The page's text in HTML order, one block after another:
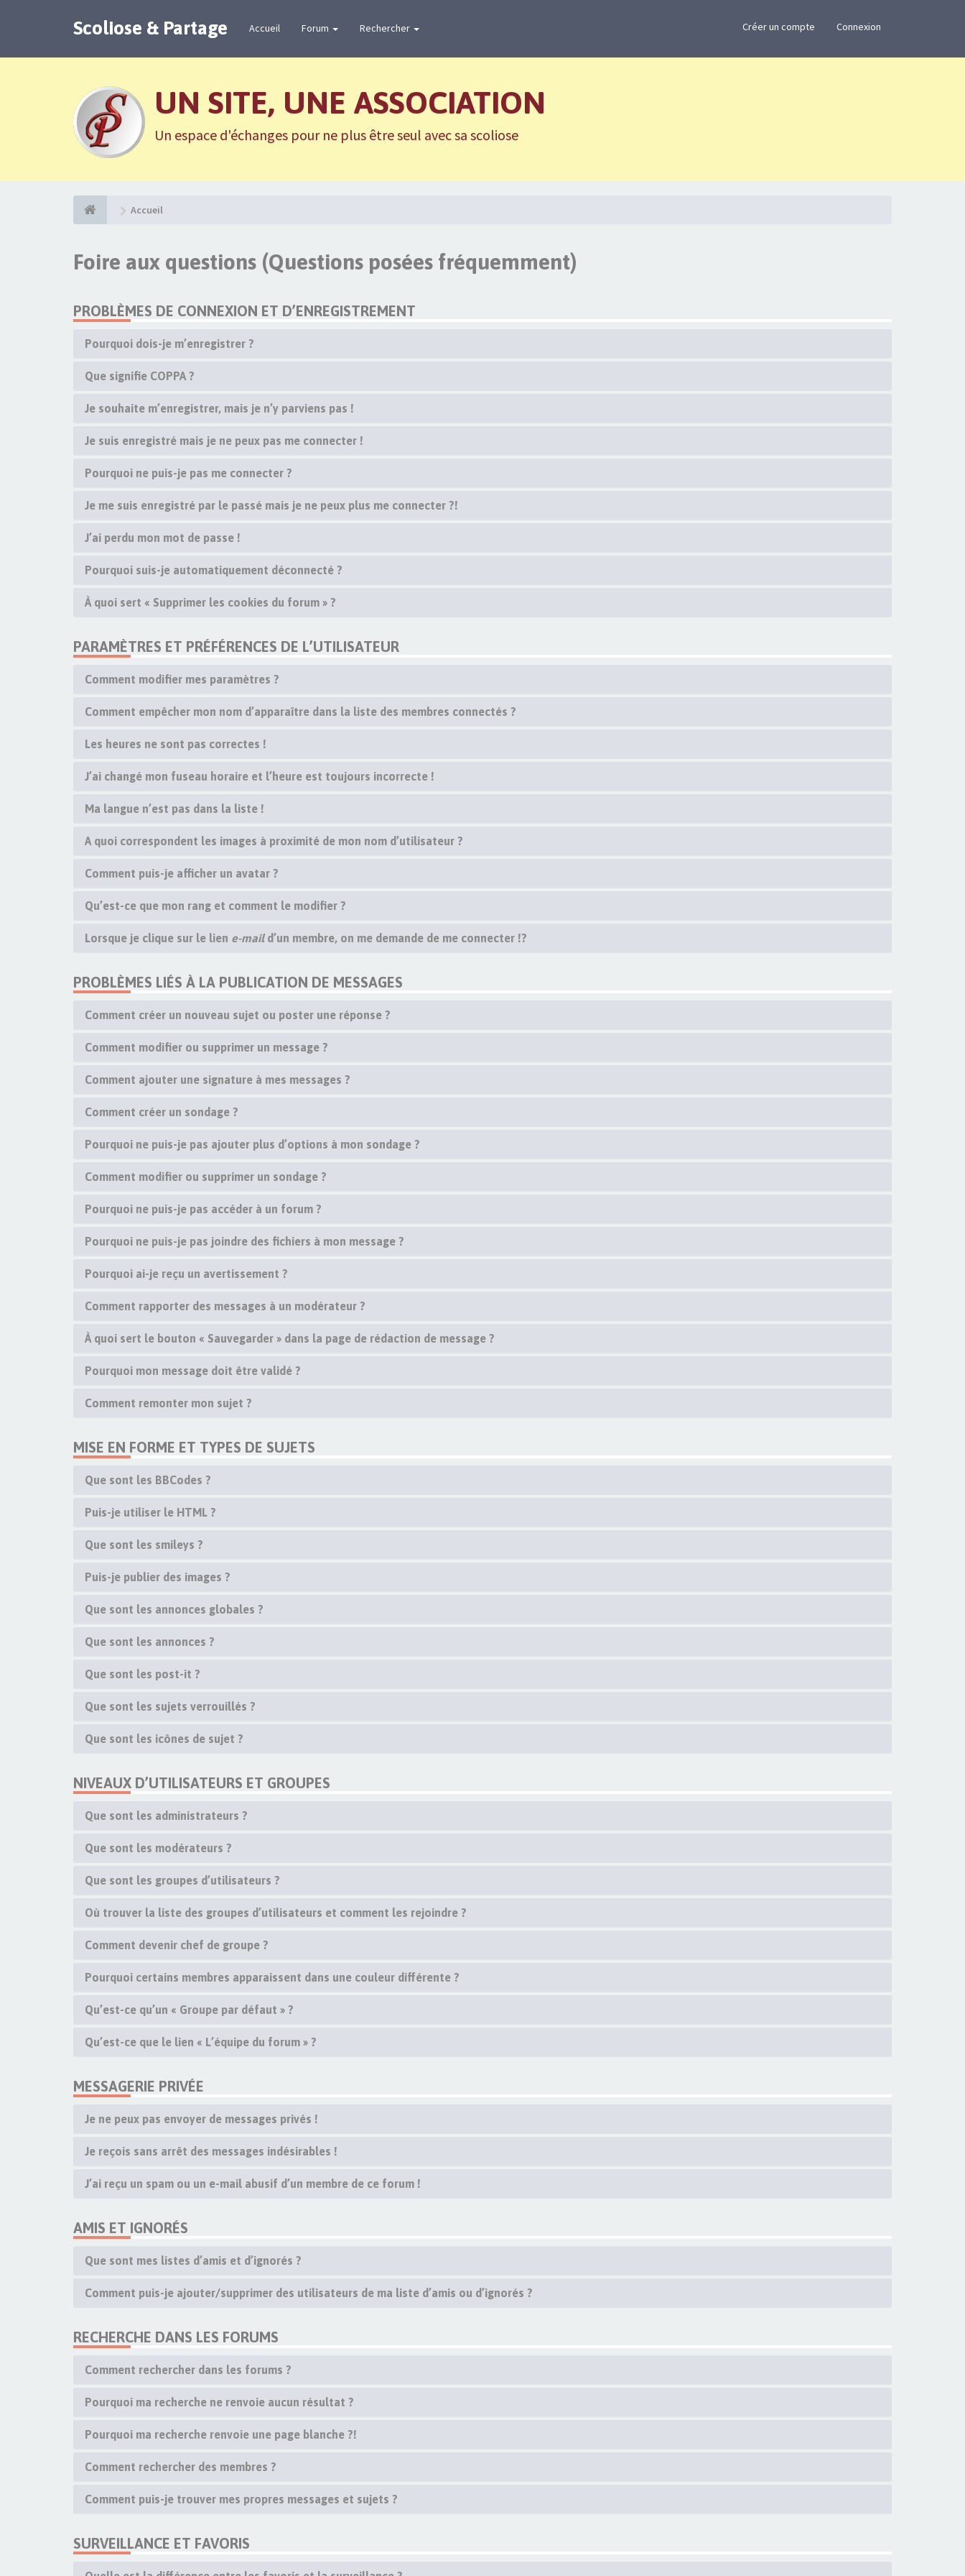
Scoliose & Partage Accueil Forum Rechercher Créer un compte Connexion
UN SITE, UNE ASSOCIATION
Un espace d'échanges pour ne plus être seul avec sa scoliose
Accueil
Foire aux questions (Questions posées fréquemment)
PROBLÈMES DE CONNEXION ET D’ENREGISTREMENT
Pourquoi dois-je m’enregistrer ?
Que signifie COPPA ?
Je souhaite m’enregistrer, mais je n’y parviens pas !
Je suis enregistré mais je ne peux pas me connecter !
Pourquoi ne puis-je pas me connecter ?
Je me suis enregistré par le passé mais je ne peux plus me connecter ?!
J’ai perdu mon mot de passe !
Pourquoi suis-je automatiquement déconnecté ?
À quoi sert « Supprimer les cookies du forum » ?
PARAMÈTRES ET PRÉFÉRENCES DE L’UTILISATEUR
Comment modifier mes paramètres ?
Comment empêcher mon nom d’apparaître dans la liste des membres connectés ?
Les heures ne sont pas correctes !
J’ai changé mon fuseau horaire et l’heure est toujours incorrecte !
Ma langue n’est pas dans la liste !
A quoi correspondent les images à proximité de mon nom d’utilisateur ?
Comment puis-je afficher un avatar ?
Qu’est-ce que mon rang et comment le modifier ?
Lorsque je clique sur le lien e-maild’un membre, on me demande de me connecter !?
PROBLÈMES LIÉS À LA PUBLICATION DE MESSAGES
Comment créer un nouveau sujet ou poster une réponse ?
Comment modifier ou supprimer un message ?
Comment ajouter une signature à mes messages ?
Comment créer un sondage ?
Pourquoi ne puis-je pas ajouter plus d’options à mon sondage ?
Comment modifier ou supprimer un sondage ?
Pourquoi ne puis-je pas accéder à un forum ?
Pourquoi ne puis-je pas joindre des fichiers à mon message ?
Pourquoi ai-je reçu un avertissement ?
Comment rapporter des messages à un modérateur ?
À quoi sert le bouton « Sauvegarder » dans la page de rédaction de message ?
Pourquoi mon message doit être validé ?
Comment remonter mon sujet ?
MISE EN FORME ET TYPES DE SUJETS
Que sont les BBCodes ?
Puis-je utiliser le HTML ?
Que sont les smileys ?
Puis-je publier des images ?
Que sont les annonces globales ?
Que sont les annonces ?
Que sont les post-it ?
Que sont les sujets verrouillés ?
Que sont les icônes de sujet ?
NIVEAUX D’UTILISATEURS ET GROUPES
Que sont les administrateurs ?
Que sont les modérateurs ?
Que sont les groupes d’utilisateurs ?
Où trouver la liste des groupes d’utilisateurs et comment les rejoindre ?
Comment devenir chef de groupe ?
Pourquoi certains membres apparaissent dans une couleur différente ?
Qu’est-ce qu’un « Groupe par défaut » ?
Qu’est-ce que le lien « L’équipe du forum » ?
MESSAGERIE PRIVÉE
Je ne peux pas envoyer de messages privés !
Je reçois sans arrêt des messages indésirables !
J’ai reçu un spam ou un e-mail abusif d’un membre de ce forum !
AMIS ET IGNORÉS
Que sont mes listes d’amis et d’ignorés ?
Comment puis-je ajouter/supprimer des utilisateurs de ma liste d’amis ou d’ignorés ?
RECHERCHE DANS LES FORUMS
Comment rechercher dans les forums ?
Pourquoi ma recherche ne renvoie aucun résultat ?
Pourquoi ma recherche renvoie une page blanche ?!
Comment rechercher des membres ?
Comment puis-je trouver mes propres messages et sujets ?
SURVEILLANCE ET FAVORIS